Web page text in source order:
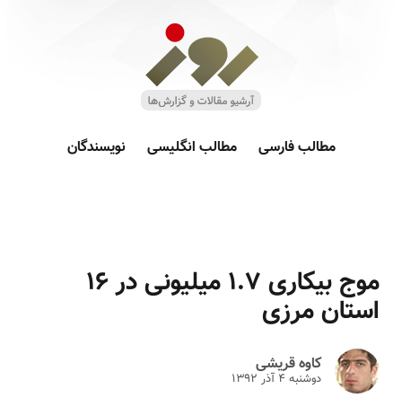
مطالب فارسی مطالب انگلیسی نویسندگان
موج بیکاری ۱.۷ میلیونی در ۱۶
استان مرزی
کاوه قریشی
دوشنبه ۴ آذر ۱۳۹۲